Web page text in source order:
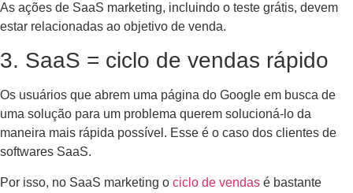
As ações de SaaS marketing, incluindo o teste grátis, devem
estar relacionadas ao objetivo de venda.
3. SaaS = ciclo de vendas rápido
Os usuários que abrem uma página do Google em busca de
uma solução para um problema querem solucioná-lo da
maneira mais rápida possível. Esse é o caso dos clientes de
softwares SaaS.
Por isso, no SaaS marketing o ciclo de vendas é bastante